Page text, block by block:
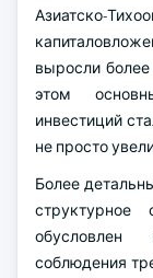
Азиатско-
выросли
этом
инвестиций
не просто
Более
обусловлен
соблюдения